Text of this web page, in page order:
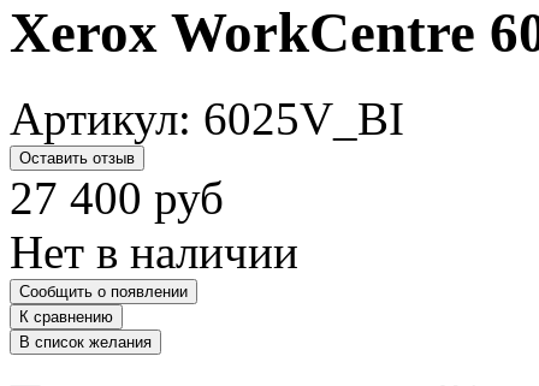
Xerox WorkCentre
Артикул: 6025V_BI
Оставить отзыв
27 400 руб
Нет в наличии
Сообщить о появлении
К сравнению
В список желания